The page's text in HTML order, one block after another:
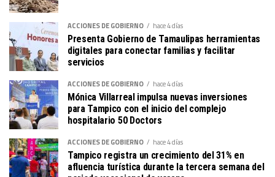
ACCIONES DE GOBIERNO hace 4 días
Presenta Gobierno de Tamaulipas herramientas
digitales para conectar familias y facilitar
servicios
ACCIONES DE GOBIERNO hace 4 días
Mónica Villarreal impulsa nuevas inversiones
para Tampico con el inicio del complejo
hospitalario 50 Doctors
ACCIONES DE GOBIERNO hace 4 días
Tampico registra un crecimiento del 31% en
afluencia turística durante la tercera semana del